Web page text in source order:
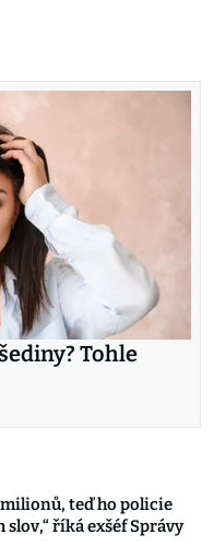
Tohle
teď ho policie
slov,“ říká exšéf Správy